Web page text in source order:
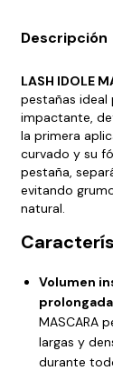
Descripción
LASH IDOLE
pestañas ideal
impactante,
la primera
curvado y su
pestaña,
evitando
natural.
Volumen
prolongada
MASCARA
largas y
durante